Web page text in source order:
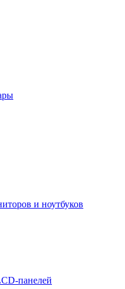
и ноутбуков
панелей